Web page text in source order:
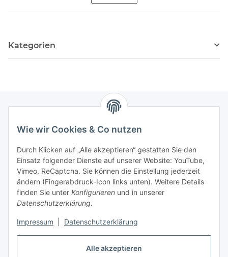
Alle akzeptieren
Wie wir Cookies & Co nutzen
Durch Klicken auf „Alle akzeptieren“ gestatten Sie den
Einsatz folgender Dienste auf unserer Website: YouTube,
Vimeo, ReCaptcha. Sie können die Einstellung jederzeit
ändern (Fingerabdruck-Icon links unten). Weitere Details
finden Sie unter Konfigurieren und in unserer
Datenschutzerklärung.
Impressum Datenschutzerklärung
Kategorien
Zahlungsmöglichkeiten
Versandinformationen
Gesetzliche Informationen